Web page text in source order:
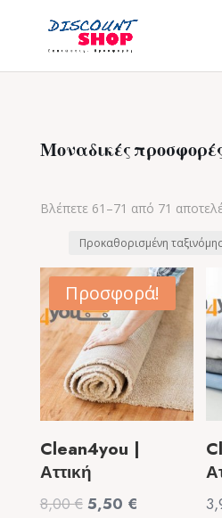
Μοναδικές
Βλέπετε 61–71 από 71
Προσφορά!
Clean4you |
Αττική
8,00€ Original
5,50 €